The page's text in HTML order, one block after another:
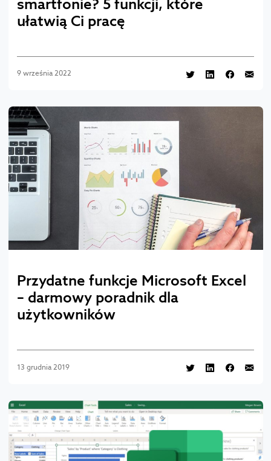
ułatwią Ci pracę
9 września 2022
Przydatne funkcje Microsoft Excel
– darmowy poradnik dla
użytkowników
13 grudnia 2019